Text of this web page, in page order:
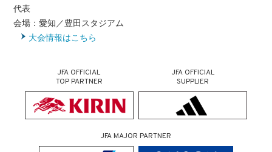
代表
会場：愛知／豊田スタジアム
大会情報はこちら
JFA OFFICIAL
TOP PARTNER
JFA OFFICIAL
SUPPLIER
JFA MAJOR PARTNER